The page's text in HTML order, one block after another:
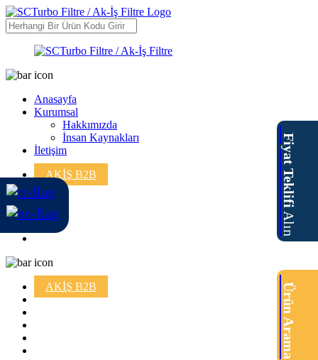
Anasayfa
Kurumsal
Hakkımızda
İnsan Kaynakları
İletişim
AKİŞ B2B
AKİŞ B2B
Fiyat Teklifi
Alın
Ürün Arama